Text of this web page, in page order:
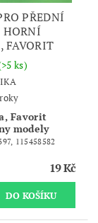
PŘEDNÍ
FAVORIT
ks)
Favorit
modely
115458582
19 Kč